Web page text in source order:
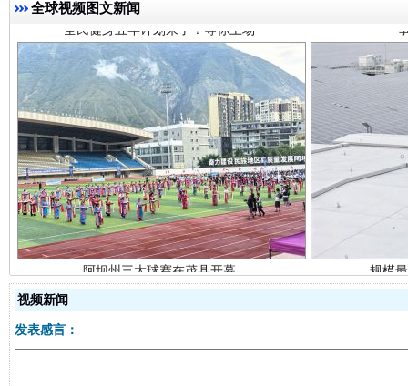
全球视频图文新闻
阿坝州三大球赛在茂县开幕 规模
视频新闻
发表感言：